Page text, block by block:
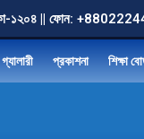
ঢাকা-১২০৪ || ফোন:
গ্যালারী প্রকাশনা শিক্ষা